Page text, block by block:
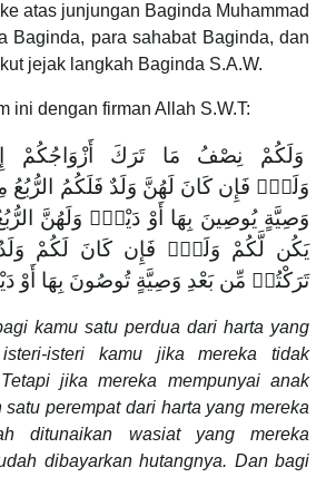
atas junjungan Baginda Muhammad
Baginda, para sahabat Baginda, dan
jejak langkah Baginda S.A.W.
ini dengan firman Allah S.W.T:
وَلَكُمْ نِصْفُ مَا تَرَكَ أَزْوَاجُكُمْ
وَلَدٌۚ فَإِن كَانَ لَهُنَّ وَلَدٌ فَلَكُمُ
وَصِيَّةٍ يُوصِينَ بِهَا أَوْ دَيْنٍۚ وَلَهُنَّ
يَكُن لَّكُمْ وَلَدٌۚ فَإِن كَانَ لَكُمْ وَلَدٌ
تَرَكْتُمۚ مِّن بَعْدِ وَصِيَّةٍ تُوصُونَ بِهَا
kamu satu perdua dari harta yang
isteri kamu jika mereka tidak
jika mereka mempunyai anak
perempat dari harta yang mereka
ditunaikan wasiat yang mereka
dibayarkan hutangnya. Dan bagi